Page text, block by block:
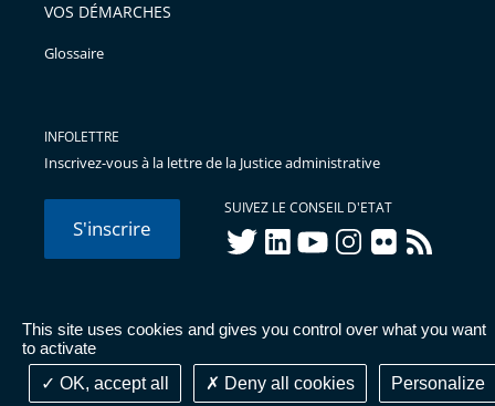
This site uses cookies and gives you control over what you want
to activate
OK, accept all
Deny all cookies Personalize
VOS DÉMARCHES
Glossaire
INFOLETTRE
Inscrivez-vous à la lettre de la Justice administrative
S'inscrire
SUIVEZ LE CONSEIL D'ETAT
twitterlinkedInyoutubeinstagram
flickr rss
© Conseil d'État 2026 - Mentions légales
Données
personnelles-Publications administratives-Accessibilité :
partiellement conforme